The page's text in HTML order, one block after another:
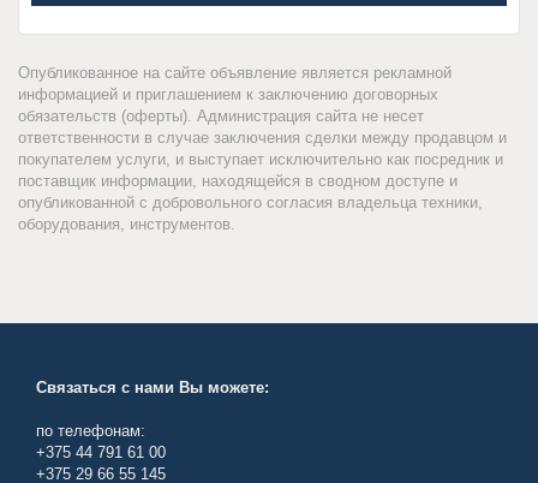
Опубликованное на сайте объявление является рекламной
информацией и приглашением к заключению договорных
обязательств (оферты). Администрация сайта не несет
ответственности в случае заключения сделки между продавцом и
покупателем услуги, и выступает исключительно как посредник и
поставщик информации, находящейся в сводном доступе и
опубликованной с добровольного согласия владельца техники,
оборудования, инструментов.
Связаться с нами Вы можете:
по телефонам:
+375 44 791 61 00
+375 29 66 55 145